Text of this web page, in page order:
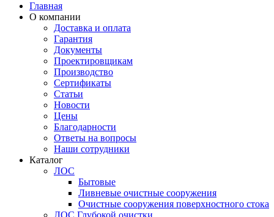
Главная
О компании
Доставка и оплата
Гарантия
Документы
Проектировщикам
Производство
Сертификаты
Статьи
Новости
Цены
Благодарности
Ответы на вопросы
Наши сотрудники
Каталог
ЛОС
Бытовые
Ливневые очистные сооружения
Очистные сооружения поверхностного стока
ЛОС Глубокой очистки